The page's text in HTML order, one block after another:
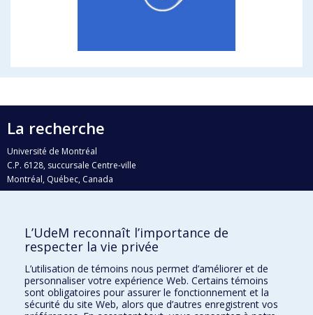
La recherche
Université de Montréal
C.P. 6128, succursale Centre-ville
Montréal, Québec, Canada
H3C 3J7
Qui fait quoi?
Nous trouver
Plan du site
Accessibilité
L’UdeM reconnaît l’importance de
respecter la vie privée
L’utilisation de témoins nous permet d’améliorer et de
personnaliser votre expérience Web. Certains témoins
sont obligatoires pour assurer le fonctionnement et la
sécurité du site Web, alors que d’autres enregistrent vos